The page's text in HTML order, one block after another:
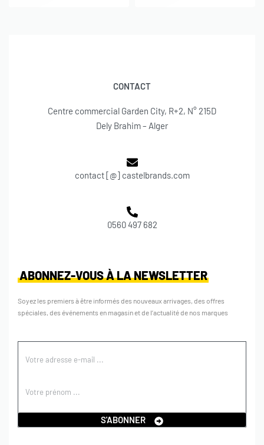
CONTACT
Centre commercial Garden City, R+2, N° 215D
Dely Brahim – Alger
contact [@] castelbrands.com
0560 497 682
ABONNEZ-VOUS À LA NEWSLETTER
Soyez les premiers à être informés des nouveaux arrivages, des offres
spéciales, des événements en magasin et de l’actualité de nos marques
S'ABONNER